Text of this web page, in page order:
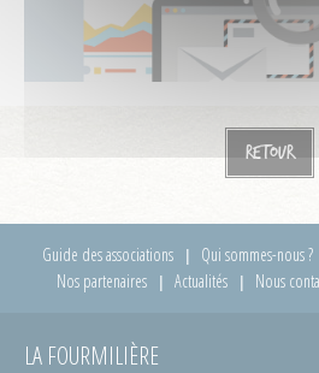
Retour
Guide des associations Qui sommes-nous ?
Nos partenaires
Actualités Nous
LA FOURMILIÈRE